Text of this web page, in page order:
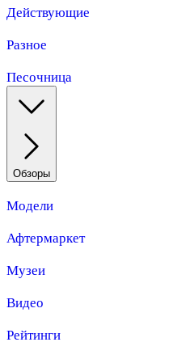
Действующие
Разное
Песочница
Обзоры
Модели
Афтермаркет
Музеи
Видео
Рейтинги